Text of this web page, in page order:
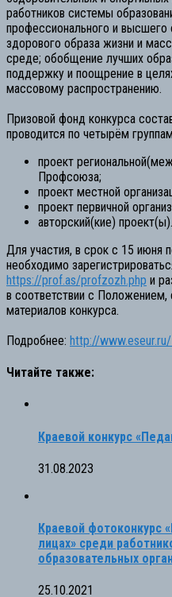
работников системы
профессионального и высшего
здорового образа жизни и
среде; обобщение лучших
поддержку и поощрение в
массовому распространению.
Призовой фонд конкурса
проводится по четырём
проект
Профсоюза;
проект местной
проект первичной
авторский(кие) проект(ы).
Для участия, в срок с 15 июня
необходимо
https://prof.as/profzozh.php и
в соответствии с
материалов конкурса.
Подробнее: http://
Читайте также:
Краевой конкурс
31.08.2023
Краевой фотоконкурс
лицах» среди
образовательных
25.10.2021